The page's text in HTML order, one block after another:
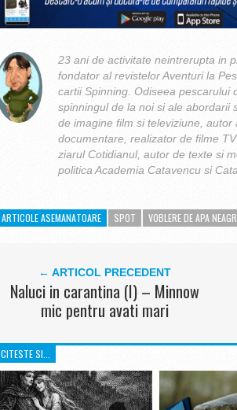
23 ani de activitate neintrerupta in
fondator al revistelor Aventuri la
cartii Spinning. Odiseea pescarului
spinningul de la noi si ale abordarii
de imagine film si televiziune,
documentare, realizator de filme
ziarul Cotidianul, autor de texte si
politica Academia Catavencu si
ARTICOLE ASEMANATOARE SPOT VOBLERE DE APA
← ARTICOL PRECEDENT
Naluci in carantina (I) – Minnow
mic pentru avati mari
CITESTE SI...